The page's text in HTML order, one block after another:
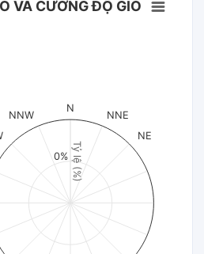
Tỷ lệ (%)
VÀ CƯỜNG ĐỘ GIÓ
N
NNE
NE
NNW
0%